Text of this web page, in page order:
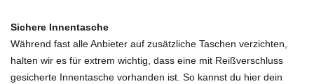
Sichere Innentasche
Während fast alle Anbieter auf zusätzliche Taschen verzichten,
halten wir es für extrem wichtig, dass eine mit Reißverschluss
gesicherte Innentasche vorhanden ist. So kannst du hier dein